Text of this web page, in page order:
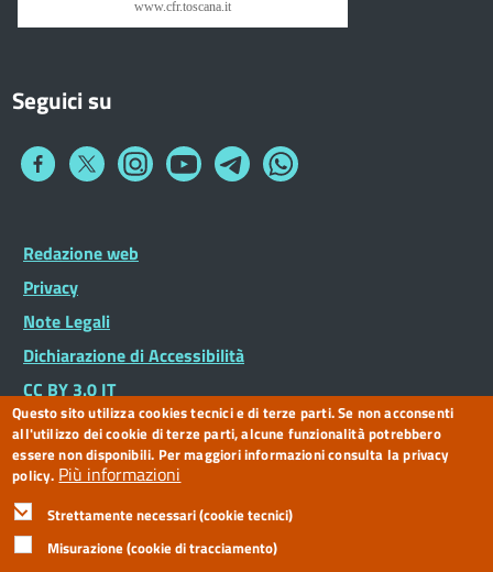
Seguici su
Collegamento
Collegamento
a
Collegamento
a
Collegamento
a
Collegamento
a
Collegamento
a
Footer
Widget
Piè
di
pagina
Redazione web
Privacy
Note Legali
Dichiarazione di Accessibilità
CC BY 3.0 IT
Questo sito utilizza cookies tecnici e di terze parti. Se non acconsenti
all'utilizzo dei cookie di terze parti, alcune funzionalità potrebbero
essere non disponibili. Per maggiori informazioni consulta la privacy
policy. Più informazioni
Strettamente necessari (cookie tecnici)
Misurazione (cookie di tracciamento)